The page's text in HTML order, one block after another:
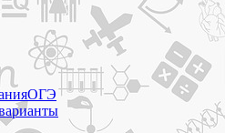
ОГЭ